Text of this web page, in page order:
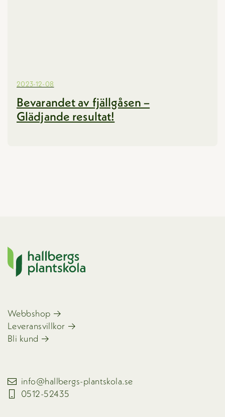
2023-12-08
Bevarandet av fjällgåsen –
Glädjande resultat!
Webbshop
Leveransvillkor
Bli kund
info@hallbergs-plantskola.se
0512-52435